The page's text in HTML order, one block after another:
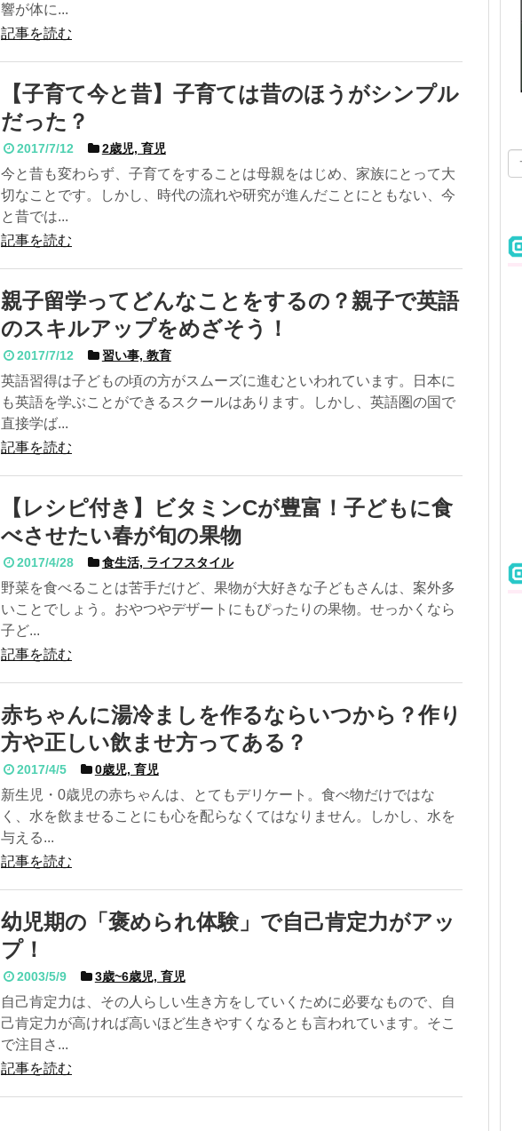
響が体に...
記事を読む
【子育て今と昔】子育ては昔のほうがシンプル
だった？
2017/7/12 2歳児, 育児
今と昔も変わらず、子育てをすることは母親をはじめ、家族にとって大
切なことです。しかし、時代の流れや研究が進んだことにともない、今
と昔では...
記事を読む
親子留学ってどんなことをするの？親子で英語
のスキルアップをめざそう！
2017/7/12 習い事, 教育
英語習得は子どもの頃の方がスムーズに進むといわれています。日本に
も英語を学ぶことができるスクールはあります。しかし、英語圏の国で
直接学ば...
記事を読む
【レシピ付き】ビタミンCが豊富！子どもに食
べさせたい春が旬の果物
2017/4/28 食生活, ライフスタイル
野菜を食べることは苦手だけど、果物が大好きな子どもさんは、案外多
いことでしょう。おやつやデザートにもぴったりの果物。せっかくなら
子ど...
記事を読む
赤ちゃんに湯冷ましを作るならいつから？作り
方や正しい飲ませ方ってある？
2017/4/5 0歳児, 育児
新生児・0歳児の赤ちゃんは、とてもデリケート。食べ物だけではな
く、水を飲ませることにも心を配らなくてはなりません。しかし、水を
与える...
記事を読む
幼児期の「褒められ体験」で自己肯定力がアッ
プ！
2003/5/9 3歳~6歳児, 育児
自己肯定力は、その人らしい生き方をしていくために必要なもので、自
己肯定力が高ければ高いほど生きやすくなるとも言われています。そこ
で注目さ...
記事を読む